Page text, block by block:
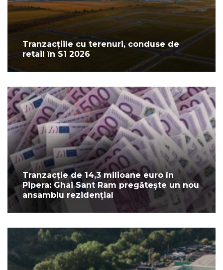
Tranzacțiile cu terenuri, conduse de
retail în S1 2026
Tranzacție de 14,3 milioane euro în
Pipera: Ghai Sant Ram pregătește un nou
ansamblu rezidențial